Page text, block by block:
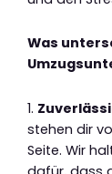
Was
1.
stehen dir
Seite. Wir